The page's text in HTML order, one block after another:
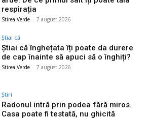
respirația
Stirea Verde - 7 august 2026
Știai că
Știai că înghețata îți poate da durere
de cap înainte să apuci să o înghiți?
Stirea Verde - 7 august 2026
Știri
Radonul intră prin podea fără miros.
Casa poate fi testată, nu ghicită